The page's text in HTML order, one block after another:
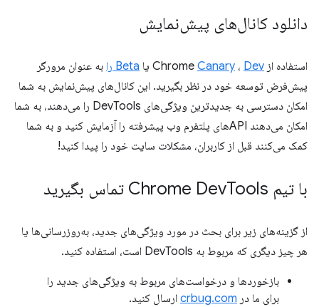
دانلود کانال‌های پیش‌نمایش
استفاده از Chrome Canary ، Dev یا Beta را
به عنوان مرورگر
پیش‌فرض توسعه خود در نظر بگیرید. این کانال‌های پیش‌نمایش به شما
امکان دسترسی به جدیدترین ویژگی‌های DevTools را می‌دهند، به شما
امکان می‌دهند APIهای پلتفرم وب پیشرفته را آزمایش کنید و به شما
کمک می‌کنند قبل از کاربران، مشکلات سایت خود را پیدا کنید!
با تیم Chrome Dev Tools تماس بگیرید
از گزینه‌های زیر برای بحث در مورد ویژگی‌های جدید، به‌روزرسانی‌ها یا
هر چیز دیگری که مربوط به DevTools است، استفاده کنید.
بازخوردها و درخواست‌های مربوط به ویژگی‌های جدید را
برای ما در crbug.com ارسال کنید.